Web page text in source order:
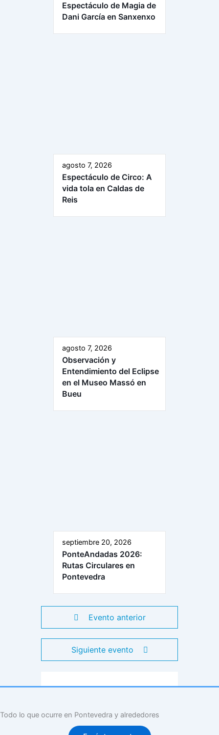
Espectáculo de Magia de
Dani García en Sanxenxo
agosto 7, 2026
Espectáculo de Circo: A
vida tola en Caldas de
Reis
agosto 7, 2026
Observación y
Entendimiento del Eclipse
en el Museo Massó en
Bueu
septiembre 20, 2026
PonteAndadas 2026:
Rutas Circulares en
Pontevedra
Evento anterior
Siguiente evento
Todo lo que ocurre en Pontevedra y alrededores